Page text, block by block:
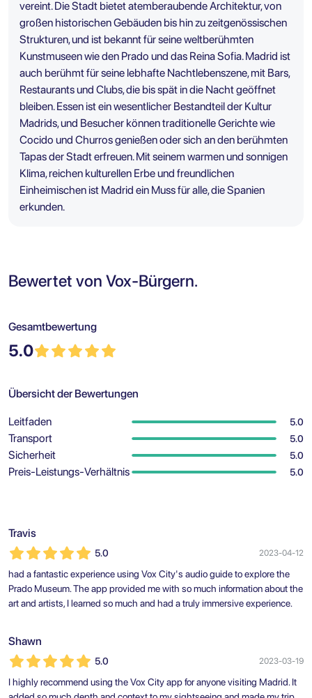
vereint. Die Stadt bietet atemberaubende Architektur, von
großen historischen Gebäuden bis hin zu zeitgenössischen
Strukturen, und ist bekannt für seine weltberühmten
Kunstmuseen wie den Prado und das Reina Sofia. Madrid ist
auch berühmt für seine lebhafte Nachtlebenszene, mit Bars,
Restaurants und Clubs, die bis spät in die Nacht geöffnet
bleiben. Essen ist ein wesentlicher Bestandteil der Kultur
Madrids, und Besucher können traditionelle Gerichte wie
Cocido und Churros genießen oder sich an den berühmten
Tapas der Stadt erfreuen. Mit seinem warmen und sonnigen
Klima, reichen kulturellen Erbe und freundlichen
Einheimischen ist Madrid ein Muss für alle, die Spanien
erkunden.
Bewertet von Vox-Bürgern.
Gesamtbewertung
5.0
Übersicht der Bewertungen
Leitfaden 5.0
Transport 5.0
Sicherheit 5.0
Preis-Leistungs-Verhältnis 5.0
Travis
5.0 2023-04-12
had a fantastic experience using Vox City's audio guide to explore the
Prado Museum. The app provided me with so much information about the
art and artists, I learned so much and had a truly immersive experience.
Shawn
5.0 2023-03-19
I highly recommend using the Vox City app for anyone visiting Madrid. It